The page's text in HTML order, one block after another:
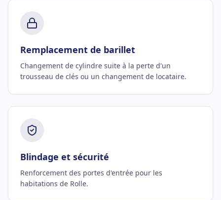
Remplacement de barillet
Changement de cylindre suite à la perte d'un
trousseau de clés ou un changement de locataire.
Blindage et sécurité
Renforcement des portes d'entrée pour les
habitations de Rolle.